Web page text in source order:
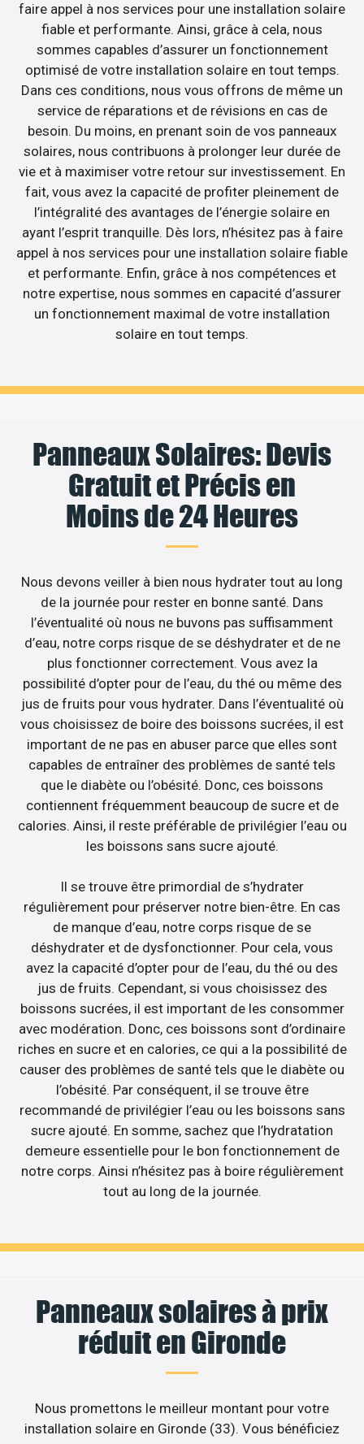
faire appel à nos services pour une installation solaire
fiable et performante. Ainsi, grâce à cela, nous
sommes capables d’assurer un fonctionnement
optimisé de votre installation solaire en tout temps.
Dans ces conditions, nous vous offrons de même un
service de réparations et de révisions en cas de
besoin. Du moins, en prenant soin de vos panneaux
solaires, nous contribuons à prolonger leur durée de
vie et à maximiser votre retour sur investissement. En
fait, vous avez la capacité de profiter pleinement de
l’intégralité des avantages de l’énergie solaire en
ayant l’esprit tranquille. Dès lors, n’hésitez pas à faire
appel à nos services pour une installation solaire fiable
et performante. Enfin, grâce à nos compétences et
notre expertise, nous sommes en capacité d’assurer
un fonctionnement maximal de votre installation
solaire en tout temps.
Panneaux Solaires: Devis
Gratuit et Précis en
Moins de 24 Heures
Nous devons veiller à bien nous hydrater tout au long
de la journée pour rester en bonne santé. Dans
l’éventualité où nous ne buvons pas suffisamment
d’eau, notre corps risque de se déshydrater et de ne
plus fonctionner correctement. Vous avez la
possibilité d’opter pour de l’eau, du thé ou même des
jus de fruits pour vous hydrater. Dans l’éventualité où
vous choisissez de boire des boissons sucrées, il est
important de ne pas en abuser parce que elles sont
capables de entraîner des problèmes de santé tels
que le diabète ou l’obésité. Donc, ces boissons
contiennent fréquemment beaucoup de sucre et de
calories. Ainsi, il reste préférable de privilégier l’eau ou
les boissons sans sucre ajouté.
Il se trouve être primordial de s’hydrater
régulièrement pour préserver notre bien-être. En cas
de manque d’eau, notre corps risque de se
déshydrater et de dysfonctionner. Pour cela, vous
avez la capacité d’opter pour de l’eau, du thé ou des
jus de fruits. Cependant, si vous choisissez des
boissons sucrées, il est important de les consommer
avec modération. Donc, ces boissons sont d’ordinaire
riches en sucre et en calories, ce qui a la possibilité de
causer des problèmes de santé tels que le diabète ou
l’obésité. Par conséquent, il se trouve être
recommandé de privilégier l’eau ou les boissons sans
sucre ajouté. En somme, sachez que l’hydratation
demeure essentielle pour le bon fonctionnement de
notre corps. Ainsi n’hésitez pas à boire régulièrement
tout au long de la journée.
Panneaux solaires à prix
réduit en Gironde
Nous promettons le meilleur montant pour votre
installation solaire en Gironde (33). Vous bénéficiez